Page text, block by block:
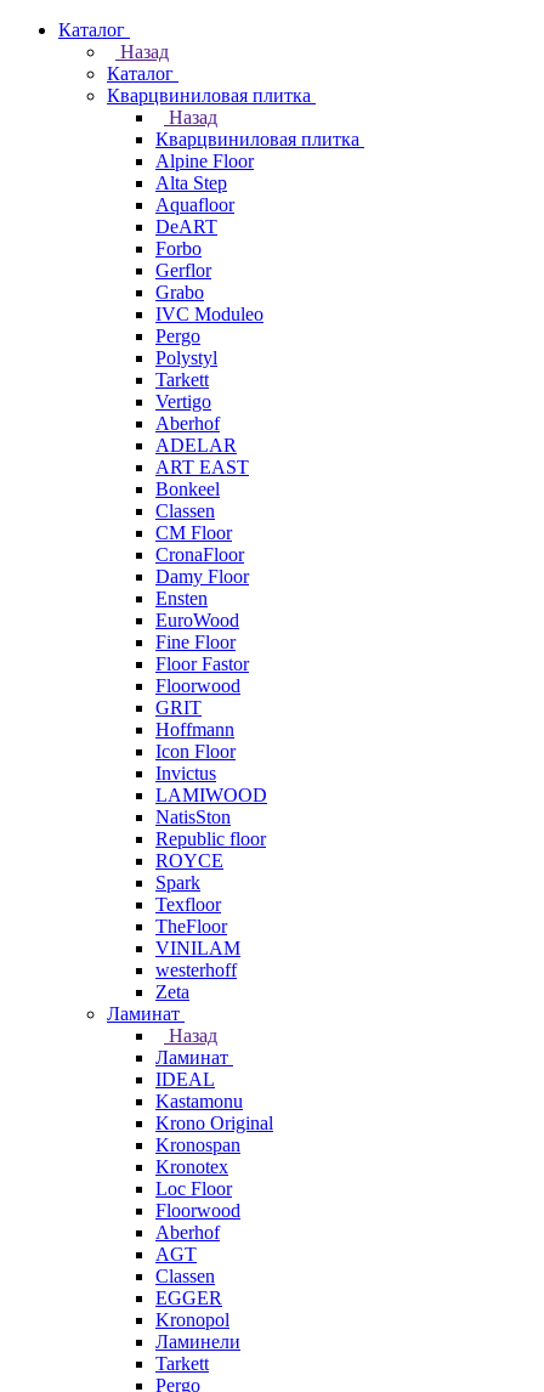
Каталог
Назад
Каталог
Кварцвиниловая плитка
Назад
Кварцвиниловая плитка
Alpine Floor
Alta Step
Aquafloor
DeART
Forbo
Gerflor
Grabo
IVC Moduleo
Pergo
Polystyl
Tarkett
Vertigo
Aberhof
ADELAR
ART EAST
Bonkeel
Classen
CM Floor
CronaFloor
Damy Floor
Ensten
EuroWood
Fine Floor
Floor Fastor
Floorwood
GRIT
Hoffmann
Icon Floor
Invictus
LAMIWOOD
NatisSton
Republic floor
ROYCE
Spark
Texfloor
TheFloor
VINILAM
westerhoff
Zeta
Ламинат
Назад
Ламинат
IDEAL
Kastamonu
Krono Original
Kronospan
Kronotex
Loc Floor
Floorwood
Aberhof
AGT
Classen
EGGER
Kronopol
Ламинели
Tarkett
Pergo